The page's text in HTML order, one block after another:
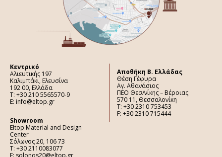
Κεντρικό
Αλιευτικής 197
Καλιμπάκι, Ελευσίνα
192 00, Ελλάδα
Τ: +30 210 5565570-9
E: info@eltop.gr
Showroom
Eltop Material and Design
Center
Σόλωνος 20, 106 73
Τ: +30 2110083077
E: solonos20@eltop.gr
Aποθήκη Β. Ελλάδας
Θέση Γέφυρα
Αγ. Αθανάσιος
ΠΕΟ Θεσ/νίκης – Βέροιας
570 11, Θεσσαλονίκη
Τ: +30 2310 753453
F: +30 2310 715444